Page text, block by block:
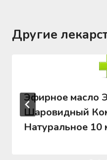
Другие
Эфирное масло
Шаровидный
Натуральное 10